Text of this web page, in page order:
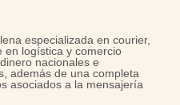
especializada en courier,
en logística y comercio
nacionales e
además de una completa
asociados a la mensajería